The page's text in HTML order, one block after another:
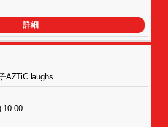
詳細
AZTiC laughs
10:00